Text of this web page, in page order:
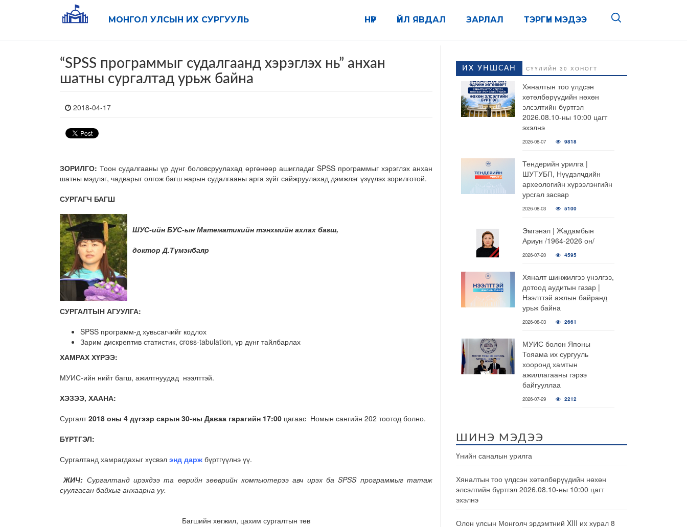
МОНГОЛ УЛСЫН ИХ СУРГУУЛЬ ТЭРГҮҮН МЭДЭЭ
ЗАРЛАЛ
ҮЙЛ ЯВДАЛ
НҮҮР
“SPSS программыг судалгаанд хэрэглэх нь” анхан
шатны сургалтад урьж байна
2018-04-17
ЗОРИЛГО:Тоон судалгааны үр дүнг боловсруулахад өргөнөөр ашигладаг SPSS программыг хэрэглэх анхан
шатны мэдлэг, чадварыг олгож багш нарын судалгааны арга зүйг сайжруулахад дэмжлэг үзүүлэх зорилготой.
СУРГАГЧ БАГШ
ШУС-ийн БУС-ын Математикийн тэнхмийн ахлах багш,
доктор Д.Түмэнбаяр
СУРГАЛТЫН АГУУЛГА:
SPSS программ-д хувьсагчийг кодлох
Зарим дискрептив статистик, cross-tabulation, үр дүнг тайлбарлах
ХАМРАХ ХҮРЭЭ:
МУИС-ийн нийт багш, ажилтнуудад нээлттэй.
ХЭЗЭЭ, ХААНА:
Сургалт2018 оны 4 дүгээр сарын 30-ны Даваа гарагийн 17:00 цагаас Номын сангийн 202 тоотод болно.
БҮРТГЭЛ:
Сургалтанд хамрагдахыг хүсвэл энд дарж бүртгүүлнэ үү.
ЖИЧ: Сургалтанд ирэхдээ та өөрийн зөөврийн компьютерээ авч ирэх баSPSS программыг татаж
суулгасан байхыг анхаарна уу.
Багшийн хөгжил, цахим сургалтын төв
ИХ УНШСАН СҮҮЛИЙН 30 ХОНОГТ
Хяналтын тоо үлдсэн
хөтөлбөрүүдийн нөхөн
элсэлтийн бүртгэл
2026.08.10-ны 10:00 цагт
эхэлнэ
2026-08-07 9818
Тендерийн урилга |
ШУТУБП, Нүүдэлчдийн
археологийн хүрээлэнгийн
урсгал засвар
2026-08-03 5100
Эмгэнэл | Жадамбын
Ариун /1964-2026 он/
2026-07-20 4595
Хяналт шинжилгээ үнэлгээ,
дотоод аудитын газар |
Нээлттэй ажлын байранд
урьж байна
2026-08-03 2661
МУИС болон Японы
Тояама их сургууль
хооронд хамтын
ажиллагааны гэрээ
байгууллаа
2026-07-29 2212
ШИНЭ МЭДЭЭ
Үнийн саналын урилга
Хяналтын тоо үлдсэн хөтөлбөрүүдийн нөхөн
элсэлтийн бүртгэл 2026.08.10-ны 10:00 цагт
эхэлнэ
Олон улсын Монголч эрдэмтний XIII их хурал 8